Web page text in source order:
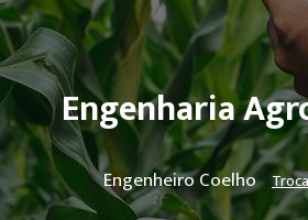
Engenharia
Engenheiro Coelho